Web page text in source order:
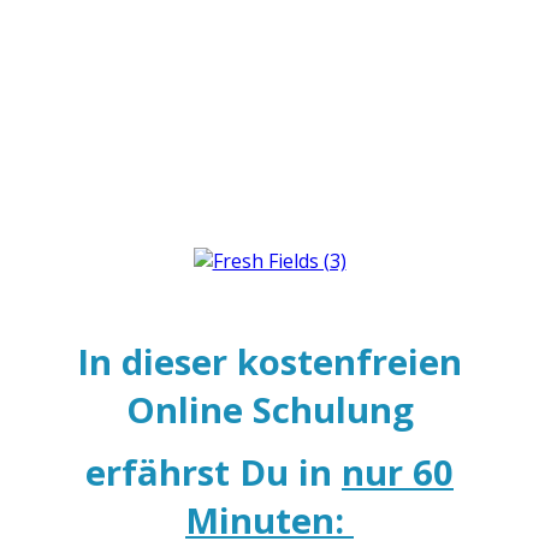
In dieser kostenfreien
Online Schulung
erfährst Du in nur 60
Minuten: